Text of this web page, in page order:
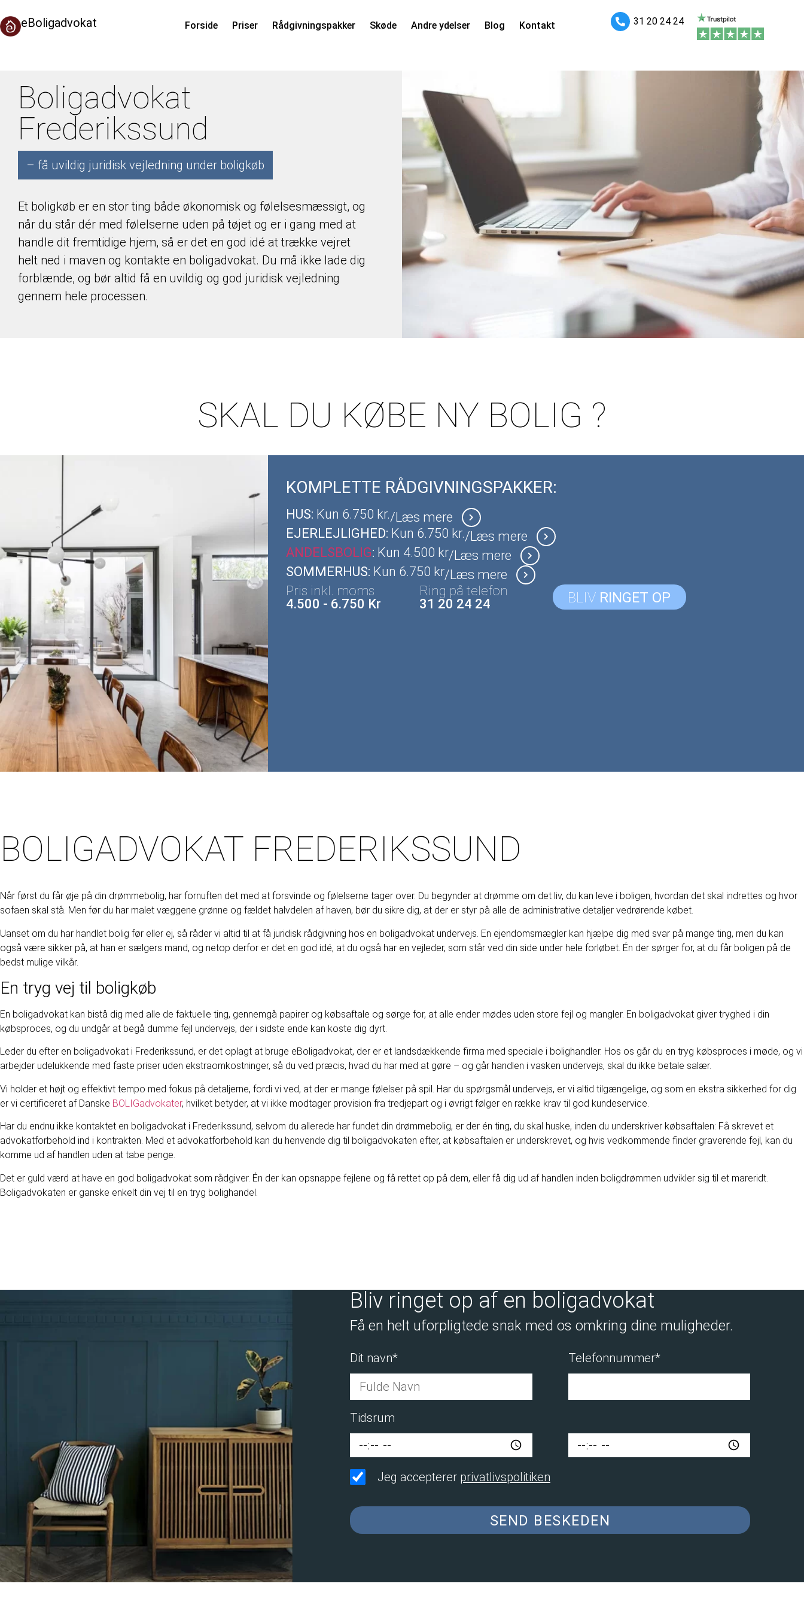
eBoligadvokat Forside Priser Rådgivningspakker Skøde Andre ydelser Blog Kontakt 31 20 24 24
Boligadvokat
Frederikssund
– få uvildig juridisk vejledning under boligkøb
Et boligkøb er en stor ting både økonomisk og følelsesmæssigt, og
når du står dér med følelserne uden på tøjet og er i gang med at
handle dit fremtidige hjem, så er det en god idé at trække vejret
helt ned i maven og kontakte en boligadvokat. Du må ikke lade dig
forblænde, og bør altid få en uvildig og god juridisk vejledning
gennem hele processen.
SKAL DU KØBE NY BOLIG ?
KOMPLETTE RÅDGIVNINGSPAKKER:
HUS: Kun 6.750 kr./Læs mere
EJERLEJLIGHED: Kun 6.750 kr./Læs mere
ANDELSBOLIG: Kun 4.500 kr/Læs mere
SOMMERHUS: Kun 6.750 kr/Læs mere
Pris inkl. moms
4.500 - 6.750 Kr
Ring på telefon
31 20 24 24
BLIV RINGET OP
BOLIGADVOKAT FREDERIKSSUND
Når først du får øje på din drømmebolig, har fornuften det med at forsvinde og følelserne tager over. Du begynder at drømme om det liv, du kan leve i boligen, hvordan det skal indrettes og hvor
sofaen skal stå. Men før du har malet væggene grønne og fældet halvdelen af haven, bør du sikre dig, at der er styr på alle de administrative detaljer vedrørende købet.
Uanset om du har handlet bolig før eller ej, så råder vi altid til at få juridisk rådgivning hos en boligadvokat undervejs. En ejendomsmægler kan hjælpe dig med svar på mange ting, men du kan
også være sikker på, at han er sælgers mand, og netop derfor er det en god idé, at du også har en vejleder, som står ved din side under hele forløbet. Én der sørger for, at du får boligen på de
bedst mulige vilkår.
En tryg vej til boligkøb
En boligadvokat kan bistå dig med alle de faktuelle ting, gennemgå papirer og købsaftale og sørge for, at alle ender mødes uden store fejl og mangler. En boligadvokat giver tryghed i din
købsproces, og du undgår at begå dumme fejl undervejs, der i sidste ende kan koste dig dyrt.
Leder du efter en boligadvokat i Frederikssund, er det oplagt at bruge eBoligadvokat, der er et landsdækkende firma med speciale i bolighandler. Hos os går du en tryg købsproces i møde, og vi
arbejder udelukkende med faste priser uden ekstraomkostninger, så du ved præcis, hvad du har med at gøre – og går handlen i vasken undervejs, skal du ikke betale salær.
Vi holder et højt og effektivt tempo med fokus på detaljerne, fordi vi ved, at der er mange følelser på spil. Har du spørgsmål undervejs, er vi altid tilgængelige, og som en ekstra sikkerhed for dig
er vi certificeret af Danske BOLIGadvokater, hvilket betyder, at vi ikke modtager provision fra tredjepart og i øvrigt følger en række krav til god kundeservice.
Har du endnu ikke kontaktet en boligadvokat i Frederikssund, selvom du allerede har fundet din drømmebolig, er der én ting, du skal huske, inden du underskriver købsaftalen: Få skrevet et
advokatforbehold ind i kontrakten. Med et advokatforbehold kan du henvende dig til boligadvokaten efter, at købsaftalen er underskrevet, og hvis vedkommende finder graverende fejl, kan du
komme ud af handlen uden at tabe penge.
Det er guld værd at have en god boligadvokat som rådgiver. Én der kan opsnappe fejlene og få rettet op på dem, eller få dig ud af handlen inden boligdrømmen udvikler sig til et mareridt.
Boligadvokaten er ganske enkelt din vej til en tryg bolighandel.
Bliv ringet op af en boligadvokat
Få en helt uforpligtede snak med os omkring dine muligheder.
Dit navn* Telefonnummer*
Tidsrum
Jeg accepterer privatlivspolitiken
SEND BESKEDEN